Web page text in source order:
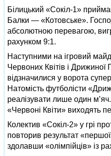
Білицький «Сокіл-1»
Балки — «Котовське».
абсолютною перевагою,
рахунком 9:1.
Наступними на ігровий
Червоних Квітів і Дрижиної
відзначилися у ворота
Натомість футболісти
реалізувати лише один
«Червоні Квіти» виходять
Колектив «Сокіл-2» у грі
повторив результат
здолавши «олімпійців» із